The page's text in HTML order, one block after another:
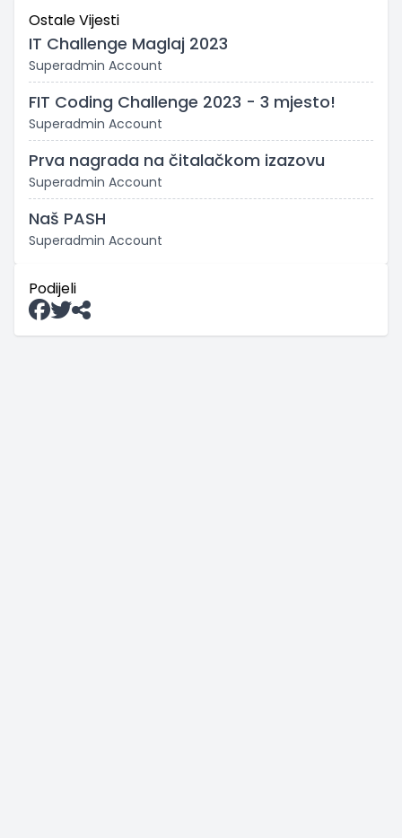
Ostale Vijesti
IT Challenge Maglaj 2023
Superadmin Account
FIT Coding Challenge 2023 - 3 mjesto!
Superadmin Account
Prva nagrada na čitalačkom izazovu
Superadmin Account
Naš PASH
Superadmin Account
Podijeli